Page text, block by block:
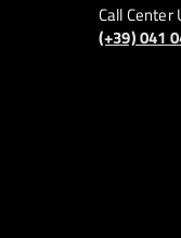
Call Center
(+39) 041